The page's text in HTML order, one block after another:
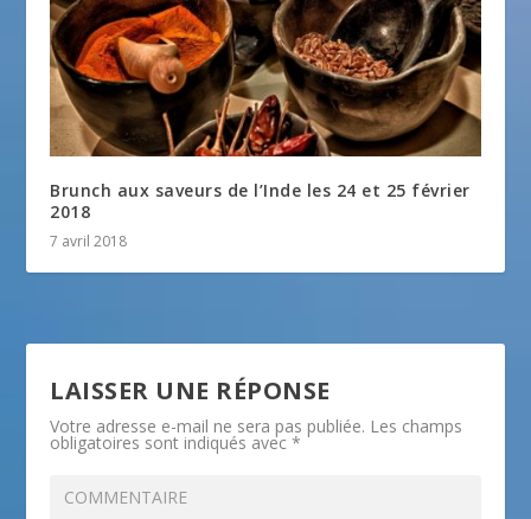
Brunch aux saveurs de l’Inde les 24 et 25 février
2018
7 avril 2018
LAISSER UNE RÉPONSE
Votre adresse e-mail ne sera pas publiée. Les champs
obligatoires sont indiqués avec*